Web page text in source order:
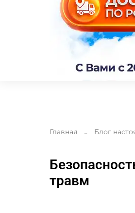
Главная Блог
травм